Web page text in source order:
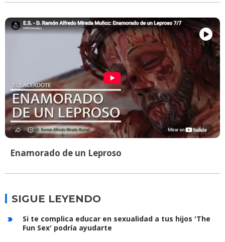
Enamorado de un Leproso
SIGUE LEYENDO
Si te complica educar en sexualidad a tus hijos 'The
Fun Sex' podría ayudarte